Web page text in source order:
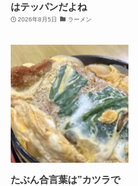
はテッパンだよね
2026年8月5日 ラーメン
たぶん合言葉は”カツラで